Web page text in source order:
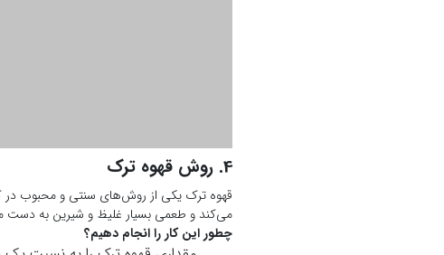
این روش به‌ویژه برای کسانی که به قهوه‌ای